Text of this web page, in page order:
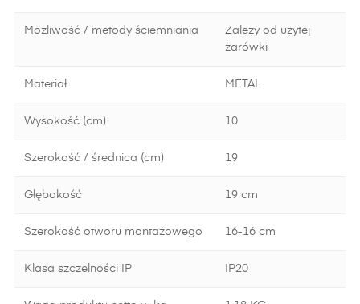
Możliwość / metody ściemniania
Zależy od użytej
żarówki
Materiał METAL
Wysokość (cm) 10
Szerokość / średnica (cm) 19
Głębokość 19 cm
Szerokość otworu montażowego 16-16 cm
Klasa szczelności IP IP20